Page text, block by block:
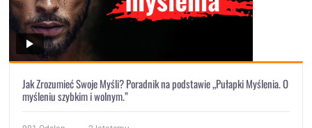
Jak Zrozumieć Swoje Myśli? Poradnik na podstawie „Pułapki Myślenia. O
myśleniu szybkim i wolnym.”